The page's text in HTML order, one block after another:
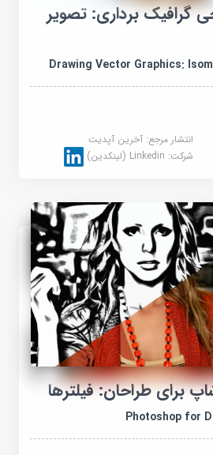
برداری: تصویر
Drawing Vector Graphics:
انتشار مرجع:آخرین آپدیت
شرکت:Linkedin (لینکدین)
برای طراحان: فیلترها
Photoshop for